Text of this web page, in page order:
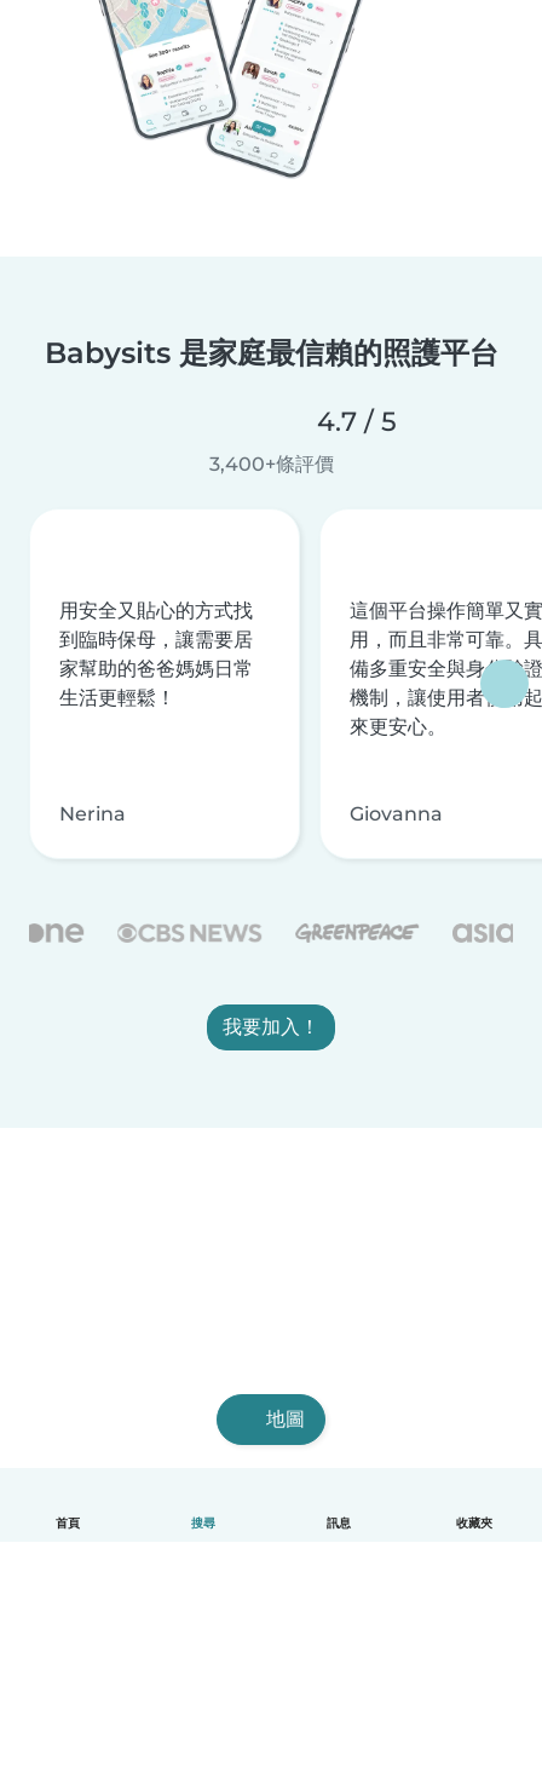
首頁 搜尋 訊息 收藏夾
Babysits 是家庭最信賴的照護平台
4.7 / 5
3,400+條評價
用安全又貼心的方式找
到臨時保母，讓需要居
家幫助的爸爸媽媽日常
生活更輕鬆！
Nerina
這個平台操作簡單又實
用，而且非常可靠。具
備多重安全與身分驗證
機制，讓使用者使用起
來更安心。
Giovanna
我要加入！
地圖